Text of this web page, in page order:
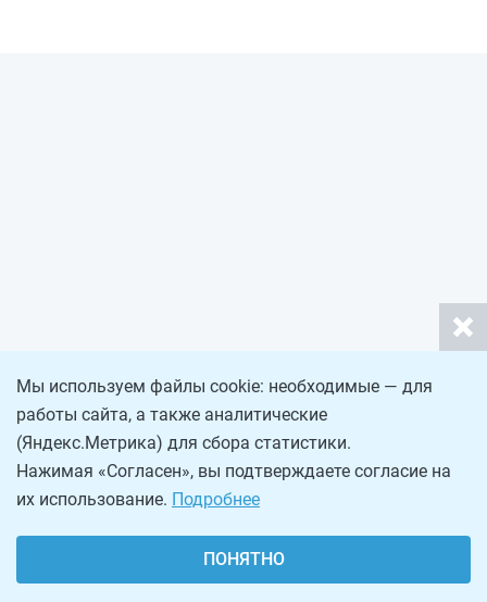
Мы используем файлы cookie: необходимые — для
работы сайта, а также аналитические
(Яндекс.Метрика) для сбора статистики.
Нажимая «Согласен», вы подтверждаете согласие на
их использование. Подробнее
ПОНЯТНО